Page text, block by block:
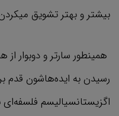
بیشتر و بهتر تشویق
همینطور سارتر و دوبوار
رسیدن به ایده‌هاشون قدم
اگزیستانسیالیسم